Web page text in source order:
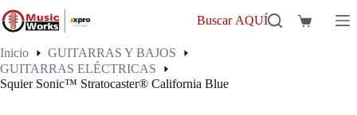
al
contenido
Buscar AQUÍ
Carro
Inicio
GUITARRAS Y BAJOS
GUITARRAS ELÉCTRICAS
Squier Sonic™ Stratocaster® California Blue